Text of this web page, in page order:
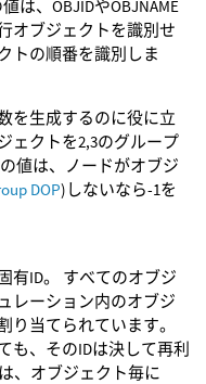
は、OBJIDやOBJNAME
オブジェクトを識別せ
トの順番を識別しま
を生成するのに役に立
ェクトを2,3のグループ
値は、ノードがオブジ
DOP)しないなら-1を
有ID。 すべてのオブジ
レーション内のオブジ
り当てられています。
も、そのIDは決して再利
、オブジェクト毎に